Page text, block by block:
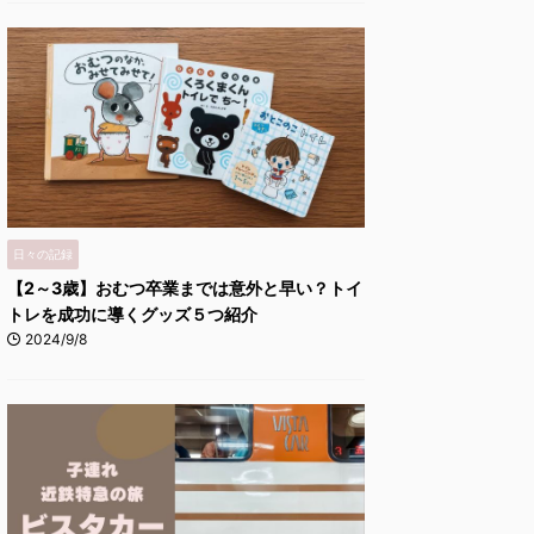
日々の記録
【2～3歳】おむつ卒業までは意外と早い？トイ
トレを成功に導くグッズ５つ紹介
2024/9/8